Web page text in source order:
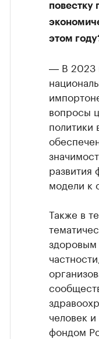
этом
― В 2023
вопросы
политики
развития
модели к
Также в
человек
фондом